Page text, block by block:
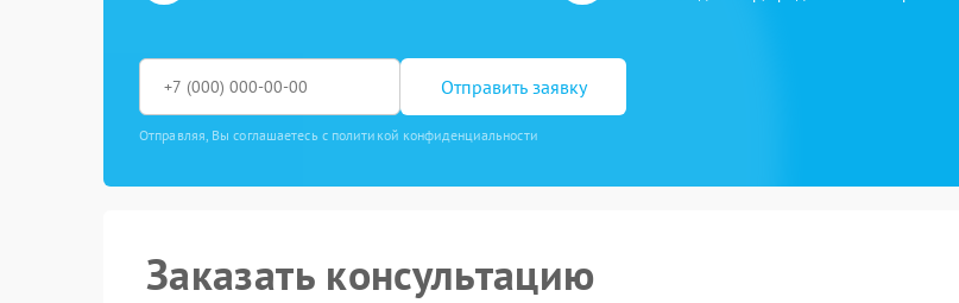
Отправить заявку
Отправляя, Вы соглашаетесь с политикой конфиденциальности
Заказать консультацию